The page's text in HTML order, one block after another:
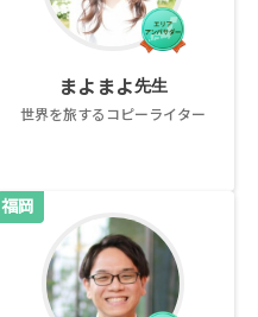
まよまよ先生
世界を旅するコピーライター
福岡